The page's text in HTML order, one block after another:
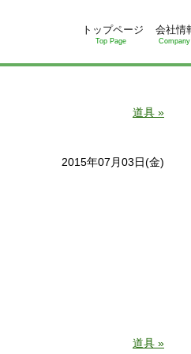
トップページ
Top Page
会社情
Company
道具 »
2015年07月03日(金)
道具 »